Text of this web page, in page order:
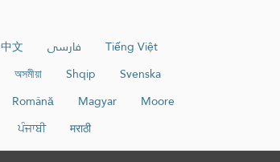
中文 فارسی
Tiếng Việt
অসমীয়া Shqip
Svenska
Română Magyar
Moore
ਪੰਜਾਬੀ मराठी